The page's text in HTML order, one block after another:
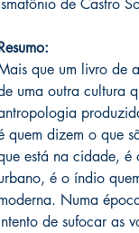
de Castro
que um livro de
uma outra cultura
quem dizem o que
está na cidade,
é o índio
Numa
de sufocar as